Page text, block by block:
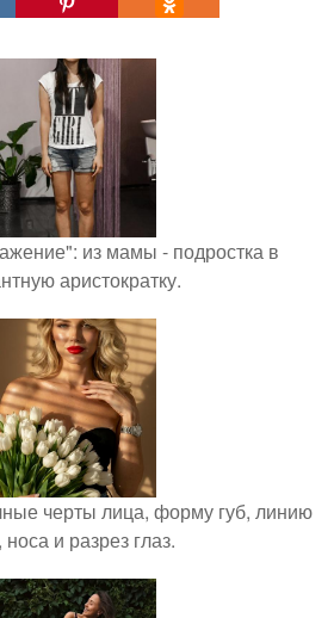
из мамы - подростка в
аристократку.
черты лица, форму губ, линию
носа и разрез глаз.